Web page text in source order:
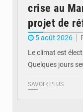
crise au
projet de
5 août 2026
Le climat est
Quelques jours
SAVOIR PLUS